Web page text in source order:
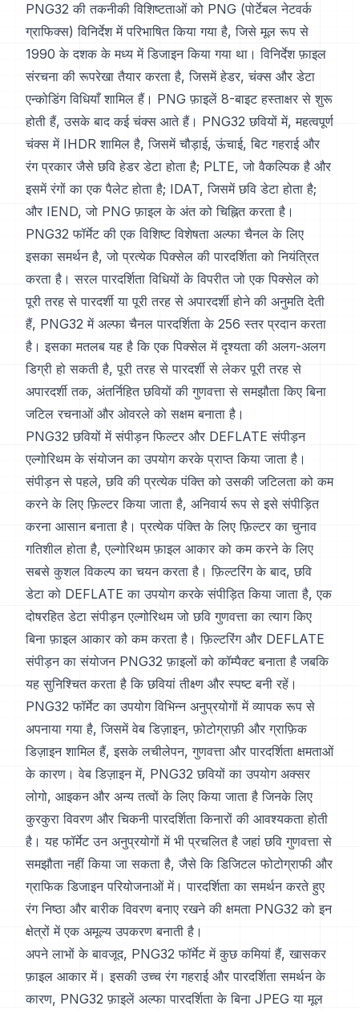
PNG32 की तकनीकी विशिष्टताओं को PNG (पोर्टेबल नेटवर्क
ग्राफिक्स) विनिर्देश में परिभाषित किया गया है, जिसे मूल रूप से
1990 के दशक के मध्य में डिजाइन किया गया था। विनिर्देश फ़ाइल
संरचना की रूपरेखा तैयार करता है, जिसमें हेडर, चंक्स और डेटा
एन्कोडिंग विधियाँ शामिल हैं। PNG फ़ाइलें 8-बाइट हस्ताक्षर से शुरू
होती हैं, उसके बाद कई चंक्स आते हैं। PNG32 छवियों में, महत्वपूर्ण
चंक्स में IHDR शामिल है, जिसमें चौड़ाई, ऊंचाई, बिट गहराई और
रंग प्रकार जैसे छवि हेडर डेटा होता है; PLTE, जो वैकल्पिक है और
इसमें रंगों का एक पैलेट होता है; IDAT, जिसमें छवि डेटा होता है;
और IEND, जो PNG फ़ाइल के अंत को चिह्नित करता है।
PNG32 फॉर्मेट की एक विशिष्ट विशेषता अल्फा चैनल के लिए
इसका समर्थन है, जो प्रत्येक पिक्सेल की पारदर्शिता को नियंत्रित
करता है। सरल पारदर्शिता विधियों के विपरीत जो एक पिक्सेल को
पूरी तरह से पारदर्शी या पूरी तरह से अपारदर्शी होने की अनुमति देती
हैं, PNG32 में अल्फा चैनल पारदर्शिता के 256 स्तर प्रदान करता
है। इसका मतलब यह है कि एक पिक्सेल में दृश्यता की अलग-अलग
डिग्री हो सकती है, पूरी तरह से पारदर्शी से लेकर पूरी तरह से
अपारदर्शी तक, अंतर्निहित छवियों की गुणवत्ता से समझौता किए बिना
जटिल रचनाओं और ओवरले को सक्षम बनाता है।
PNG32 छवियों में संपीड़न फिल्टर और DEFLATE संपीड़न
एल्गोरिथम के संयोजन का उपयोग करके प्राप्त किया जाता है।
संपीड़न से पहले, छवि की प्रत्येक पंक्ति को उसकी जटिलता को कम
करने के लिए फ़िल्टर किया जाता है, अनिवार्य रूप से इसे संपीड़ित
करना आसान बनाता है। प्रत्येक पंक्ति के लिए फ़िल्टर का चुनाव
गतिशील होता है, एल्गोरिथम फ़ाइल आकार को कम करने के लिए
सबसे कुशल विकल्प का चयन करता है। फ़िल्टरिंग के बाद, छवि
डेटा को DEFLATE का उपयोग करके संपीड़ित किया जाता है, एक
दोषरहित डेटा संपीड़न एल्गोरिथम जो छवि गुणवत्ता का त्याग किए
बिना फ़ाइल आकार को कम करता है। फ़िल्टरिंग और DEFLATE
संपीड़न का संयोजन PNG32 फ़ाइलों को कॉम्पैक्ट बनाता है जबकि
यह सुनिश्चित करता है कि छवियां तीक्ष्ण और स्पष्ट बनी रहें।
PNG32 फॉर्मेट का उपयोग विभिन्न अनुप्रयोगों में व्यापक रूप से
अपनाया गया है, जिसमें वेब डिज़ाइन, फ़ोटोग्राफ़ी और ग्राफ़िक
डिज़ाइन शामिल हैं, इसके लचीलेपन, गुणवत्ता और पारदर्शिता क्षमताओं
के कारण। वेब डिज़ाइन में, PNG32 छवियों का उपयोग अक्सर
लोगो, आइकन और अन्य तत्वों के लिए किया जाता है जिनके लिए
कुरकुरा विवरण और चिकनी पारदर्शिता किनारों की आवश्यकता होती
है। यह फॉर्मेट उन अनुप्रयोगों में भी प्रचलित है जहां छवि गुणवत्ता से
समझौता नहीं किया जा सकता है, जैसे कि डिजिटल फोटोग्राफी और
ग्राफिक डिजाइन परियोजनाओं में। पारदर्शिता का समर्थन करते हुए
रंग निष्ठा और बारीक विवरण बनाए रखने की क्षमता PNG32 को इन
क्षेत्रों में एक अमूल्य उपकरण बनाती है।
अपने लाभों के बावजूद, PNG32 फॉर्मेट में कुछ कमियां हैं, खासकर
फ़ाइल आकार में। इसकी उच्च रंग गहराई और पारदर्शिता समर्थन के
कारण, PNG32 फ़ाइलें अल्फा पारदर्शिता के बिना JPEG या मूल